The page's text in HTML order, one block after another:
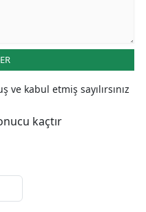
ve kabul etmiş sayılırsınız
kaçtır